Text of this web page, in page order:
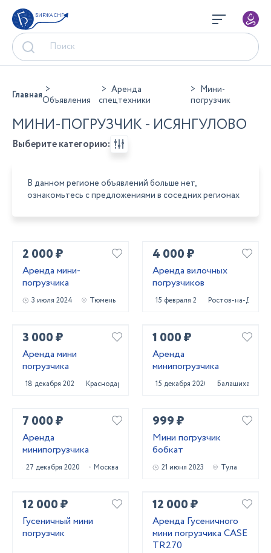
БИРЖА СНГ
ГлавнаяОбъявления
Аренда
спецтехники
Мини-
погрузчик
МИНИ-ПОГРУЗЧИК - ИСЯНГУЛОВО
Выберите категорию:
В данном регионе объявлений больше нет,
ознакомьтесь с предложениями в соседних регионах
2 000 ₽
Аренда мини-
погрузчика
3 июля 2024 Тюмень
4 000 ₽
Аренда вилочных
погрузчиков
15 февраля 2024Ростов-на-Дону
3 000 ₽
Аренда мини
погрузчика
18 декабря 2022 Краснодар
1 000 ₽
Аренда
минипогрузчика
15 декабря 2020 Балашиха
7 000 ₽
Аренда
минипогрузчика
27 декабря 2020 Москва
999 ₽
Мини погрузчик
бобкат
21 июня 2023 Тула
12 000 ₽
Гусеничный мини
погрузчик
12 000 ₽
Аренда Гусеничного
мини погрузчика CASE
TR270